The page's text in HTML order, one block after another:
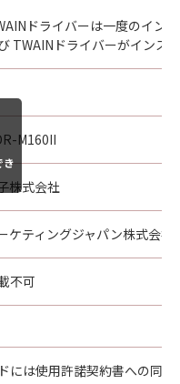
ドライバーは一度のイン
TWAINドライバーがインス
M160II
株式会社
ケティングジャパン株式会社
不可
には使用許諾契約書への同意
き